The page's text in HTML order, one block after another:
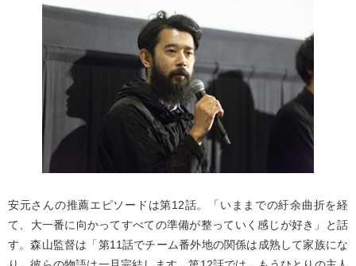
安元さんの推薦エピソードは第12話。「いままでの紆余曲折を経
て、大一番に向かってすべての準備が整っていく感じが好き」と話
す。森山監督は「第11話でチーム番外地の関係は成熟して家族にな